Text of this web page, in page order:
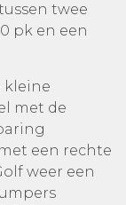
twee
pk en een
kleine
met de
een rechte
weer een